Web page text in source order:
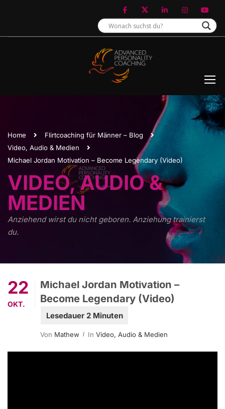
Home
Flirtcoaching für Männer – Blog
Video, Audio & Medien
Michael Jordan Motivation – Become Legendary (Video)
VIDEO, AUDIO &
MEDIEN
Anziehend wirst du nicht geboren. Anziehung trainierst
du.
22
OKT.
Michael Jordan Motivation –
Become Legendary (Video)
Von Mathew In Video, Audio & Medien